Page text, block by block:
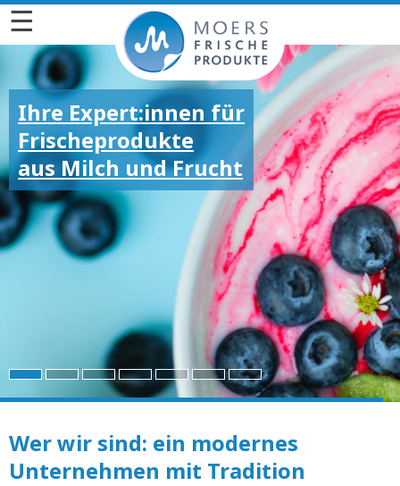
☰
Ihre Expert:innen für
Frischeprodukte
aus Milch und Frucht
Für die großen und
kleinen Emotionen
Wer wir sind: ein modernes
Unternehmen mit Tradition